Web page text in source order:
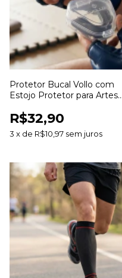
Protetor Bucal Vollo com
Estojo Protetor para Artes
Thai e Esportes de Contato
R$32,90
3 x de R$10,97 sem juros
1/4